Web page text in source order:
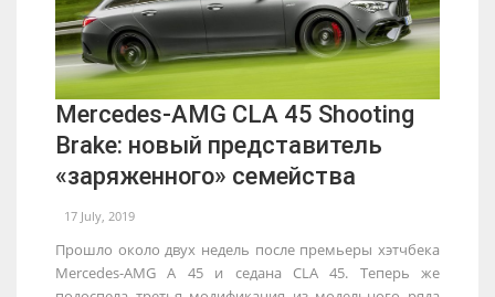
Mercedes-AMG CLA 45 Shooting
Brake: новый представитель
«заряженного» семейства
17 July, 2019
Прошло около двух недель после премьеры хэтчбека
Mercedes-AMG A 45 и седана CLA 45. Теперь же